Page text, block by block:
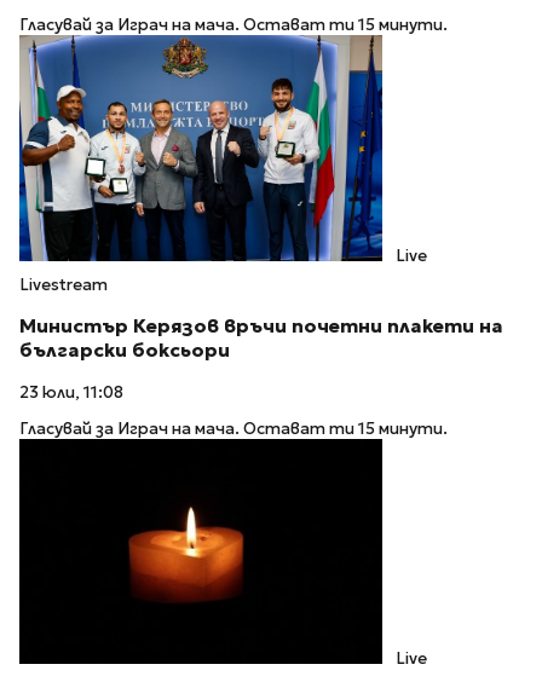
Гласувай за Играч на мача. Остават ти 15 минути.
Live
Livestream
Министър Керязов връчи почетни плакети на
български боксьори
23 юли, 11:08
Гласувай за Играч на мача. Остават ти 15 минути.
Live